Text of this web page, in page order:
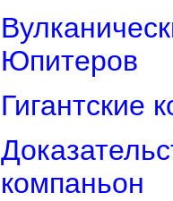
Юпитеров
Гигантские
компаньон